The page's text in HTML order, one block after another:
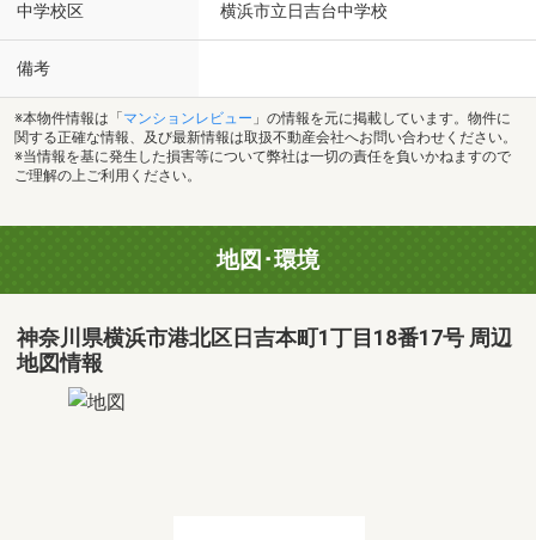
中学校区 横浜市立日吉台中学校
備考
※本物件情報は「 マンションレビュー 」の情報を元に掲載しています。物件に
関する正確な情報、及び最新情報は取扱不動産会社へお問い合わせください。
※当情報を基に発生した損害等について弊社は一切の責任を負いかねますので
ご理解の上ご利用ください。
地図･環境
神奈川県横浜市港北区日吉本町1丁目18番17号 周辺
地図情報